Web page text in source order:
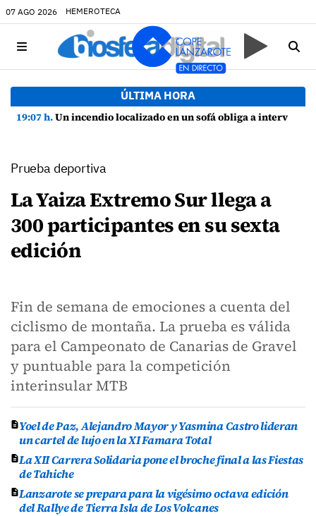
07 AGO 2026 HEMEROTECA
ÚLTIMA HORA
19:07 h.Un incendio localizado en un sofá obliga a intervenir en una vivienda de Playa Honda
Prueba deportiva
La Yaiza Extremo Sur llega a
300 participantes en su sexta
edición
Fin de semana de emociones a cuenta del
ciclismo de montaña. La prueba es válida
para el Campeonato de Canarias de Gravel
y puntuable para la competición
interinsular MTB
Yoel de Paz, Alejandro Mayor y Yasmina Castro lideran
un cartel de lujo en la XI Famara Total
La XII Carrera Solidaria pone el broche final a las Fiestas
de Tahiche
Lanzarote se prepara para la vigésimo octava edición
del Rallye de Tierra Isla de Los Volcanes